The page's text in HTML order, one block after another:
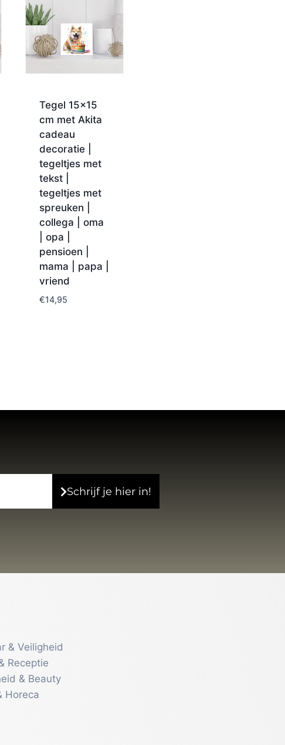
Tegel 15×15
cm met Akita
cadeau
decoratie |
tegeltjes met
tekst |
tegeltjes met
spreuken |
collega | oma
| opa |
pensioen |
mama | papa |
vriend
€14,95
Schrijf je hier in!
& Veiligheid
Receptie
& Beauty
Horeca